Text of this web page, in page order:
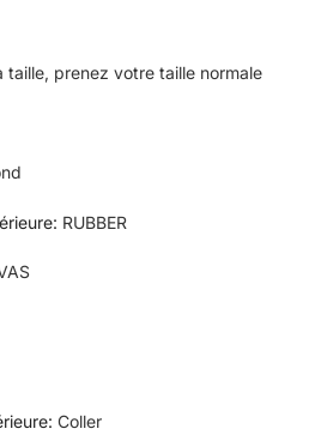
taille, prenez votre taille normale
: RUBBER
: Coller